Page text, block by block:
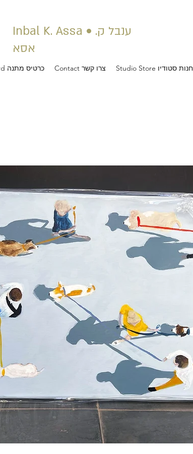
Inbal K. Assa • ענבל ק.
אסא
Gift Card כרטיס מתנה Contact צרו קשר Studio Store חנות סטודיו